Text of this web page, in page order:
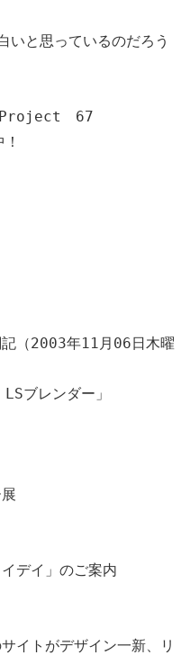
っているのだろう
Project 67
（2003年11月06日木曜
ブレンダー」
デイ」のご案内
イトがデザイン一新、リ